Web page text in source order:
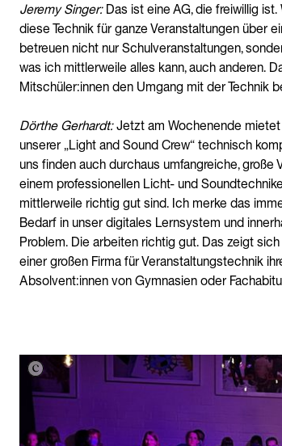
Jeremy Singer:Das ist eine AG, die freiwillig
diese Technik für ganze Veranstaltungen über
betreuen nicht nur Schulveranstaltungen,
was ich mittlerweile alles kann, auch anderen.
Mitschüler:innen den Umgang mit der Technik
Dörthe Gerhardt:Jetzt am Wochenende mietet
unserer „Light and Sound Crew“ technisch
uns finden auch durchaus umfangreiche,
einem professionellen Licht- und
mittlerweile richtig gut sind. Ich merke das
Bedarf in unser digitales Lernsystem und
Problem. Die arbeiten richtig gut. Das zeigt
einer großen Firma für Veranstaltungstechnik
Absolvent:innen von Gymnasien oder